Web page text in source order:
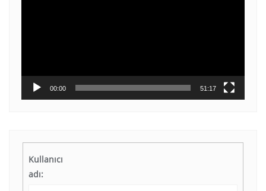
00:00 51:17
Kullanıcı
adı: